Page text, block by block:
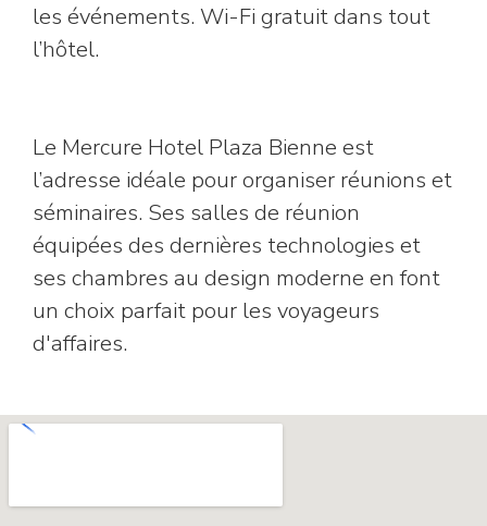
les événements. Wi-Fi gratuit dans tout
l’hôtel.
Le Mercure Hotel Plaza Bienne est
l’adresse idéale pour organiser réunions et
séminaires. Ses salles de réunion
équipées des dernières technologies et
ses chambres au design moderne en font
un choix parfait pour les voyageurs
d'affaires.